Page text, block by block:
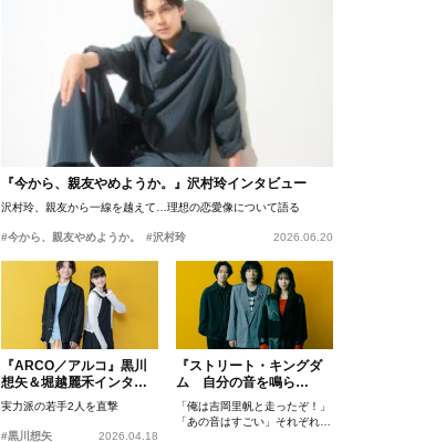
『今から、親友やめようか。』沢村玲インタビュー
沢村玲、親友から一線を越えて…理想の恋愛像について語る
#今から、親友やめようか。 #沢村玲 2026.06.20
『ARCO／アルコ』黒川
想矢＆堀越麗禾インタビ
ュー
実力派の若手2人を直撃
#黒川想矢 2026.04.18
『ストリート・キングダ
ム 自分の音を鳴ら
せ。』峯田和伸、若葉竜
也、吉岡里帆インタビュ
ー
「俺は吉岡里帆と走ったぞ！」
「あの音はすごい」それぞれの